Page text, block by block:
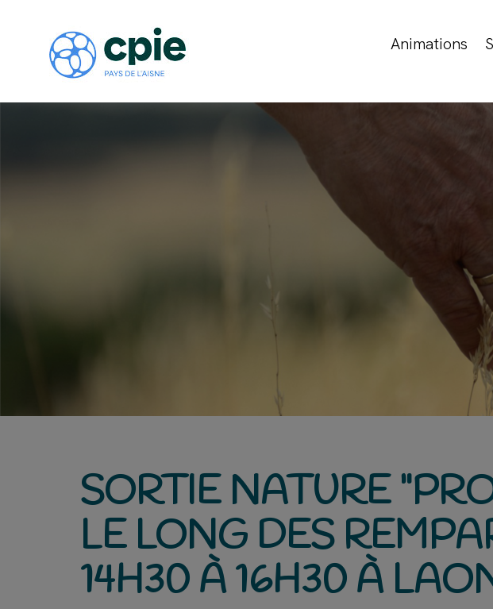
Animations
SORTIE NATURE
LE LONG DES
14H30 À 16H30 À